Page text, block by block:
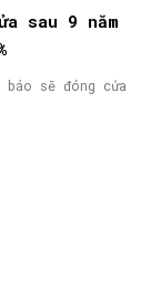
sau 9 năm
sẽ đóng cửa